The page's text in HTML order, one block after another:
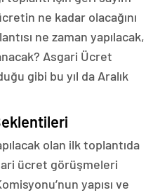
ne kadar olacağını
ne zaman yapılacak,
Asgari Ücret
gibi bu yıl da Aralık
olan ilk toplantıda
ücret görüşmeleri
yapısı ve